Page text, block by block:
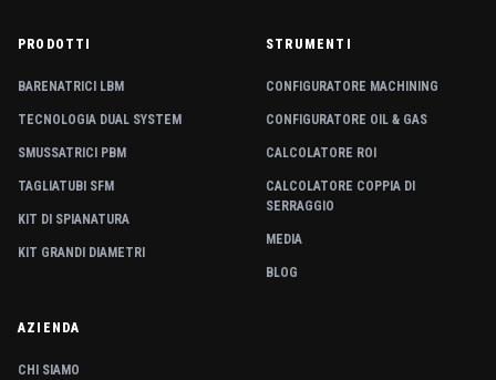
PRODOTTI
BARENATRICI LBM
TECNOLOGIA DUAL SYSTEM
SMUSSATRICI PBM
TAGLIATUBI SFM
KIT DI SPIANATURA
KIT GRANDI DIAMETRI
STRUMENTI
CONFIGURATORE MACHINING
CONFIGURATORE OIL & GAS
CALCOLATORE ROI
CALCOLATORE COPPIA DI
SERRAGGIO
MEDIA
BLOG
AZIENDA
CHI SIAMO